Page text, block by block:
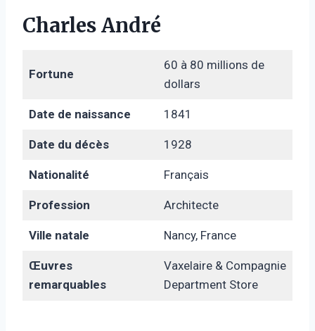
Charles André
Fortune
60 à 80 millions de
dollars
Date de naissance 1841
Date du décès 1928
Nationalité Français
Profession Architecte
Ville natale Nancy, France
Œuvres
remarquables
Vaxelaire & Compagnie
Department Store